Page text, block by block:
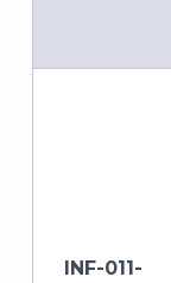
INF-011-